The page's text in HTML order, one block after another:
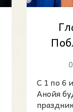
С 1 по 6
Анойя